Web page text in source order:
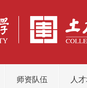
师资队伍 人